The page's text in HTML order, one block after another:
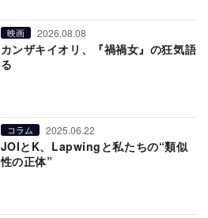
映画 2026.08.08
カンザキイオリ、『禍禍女』の狂気語
る
コラム 2025.06.22
JOIとK、Lapwingと私たちの“類似
性の正体”